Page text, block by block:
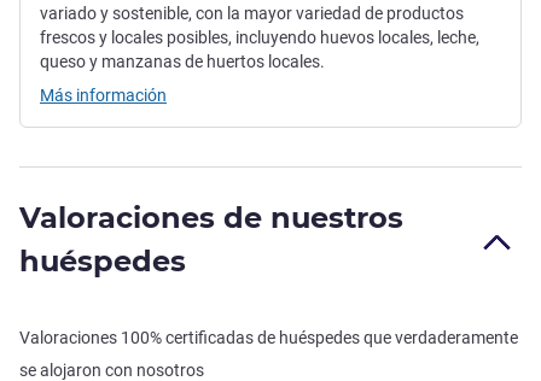
variado y sostenible, con la mayor variedad de productos
frescos y locales posibles, incluyendo huevos locales, leche,
queso y manzanas de huertos locales.
Más información
Valoraciones de nuestros
huéspedes
Valoraciones 100% certificadas de huéspedes que verdaderamente
se alojaron con nosotros